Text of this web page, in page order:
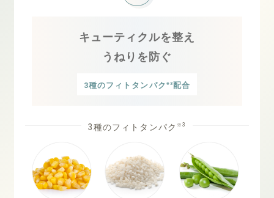
キューティクルを整え
うねりを防ぐ
3種のフィトタンパク ※3配合
3種のフィトタンパク ※3